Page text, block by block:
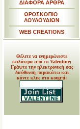
ΔΙΑΦΟΡΑ ΑΡΘΡΑ
ΩΡΟΣΚΟΠΙΟ
ΛΟΥΛΟΥΔΙΩΝ
WEB CREATIONS
Θέλετε να ενημερώνεστε
καλύτερα από το Valentine;
Γράψτε την ηλεκτρονική σας
διεύθυνση παρακάτω και
κάντε κλικ στο κουμπί: